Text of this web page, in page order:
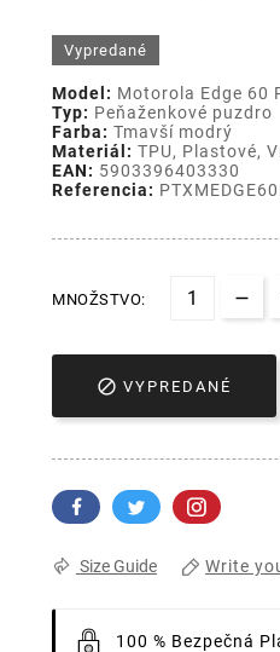
Vypredané
Model: Motorola Edge 60
Typ: Peňaženkové puzdro
Farba: Tmavší modrý
Materiál: TPU, Plastové,
EAN: 5903396403330
Referencia:
MNOŽSTVO:
 VYPREDANÉ
Size Guide Write
100 % Bezpečná